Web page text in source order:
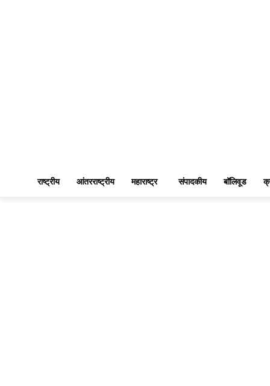
राष्ट्रीय आंतरराष्ट्रीय महाराष्ट्र संपादकीय बॉलिवूड